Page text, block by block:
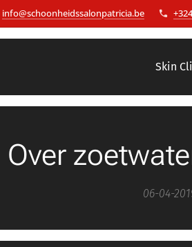
info@schoonheidssalonpatricia.be
Skin
Over
06-04-